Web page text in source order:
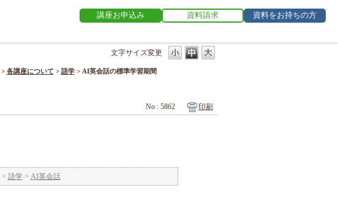
講座お申込み 資料請求 資料をお持ちの方
文字サイズ変更
> 各講座について > 語学 > AI英会話の標準学習期間
No : 5862 印刷
> 語学> AI英会話